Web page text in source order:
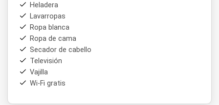
Heladera
Lavarropas
Ropa blanca
Ropa de cama
Secador de cabello
Televisión
Vajilla
Wi-Fi gratis